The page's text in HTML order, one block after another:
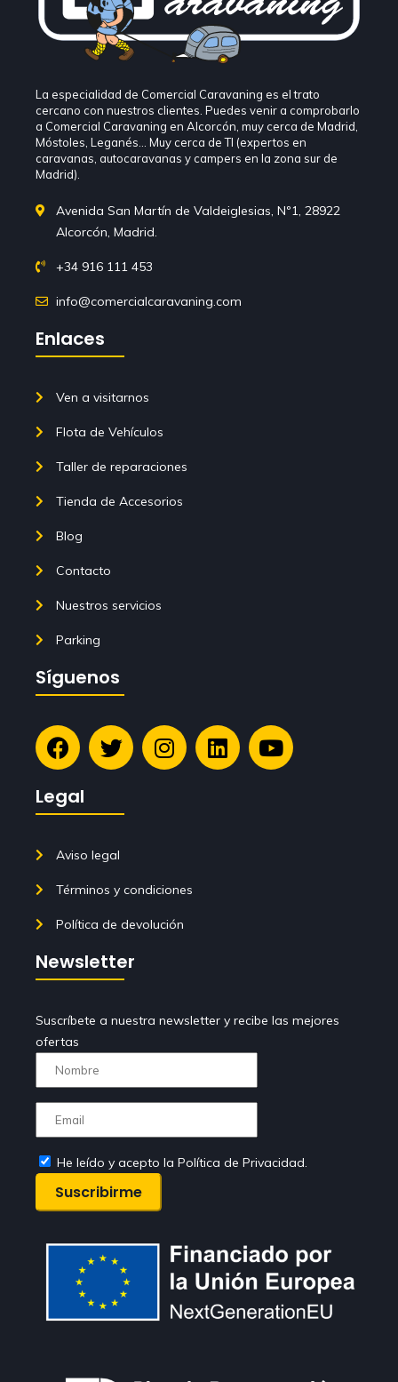
La especialidad de Comercial Caravaning es el trato
cercano con nuestros clientes. Puedes venir a comprobarlo
a Comercial Caravaning en Alcorcón, muy cerca de Madrid,
Móstoles, Leganés… Muy cerca de TI (expertos en
caravanas, autocaravanas y campers en la zona sur de
Madrid).
Avenida San Martín de Valdeiglesias, Nº1, 28922
Alcorcón, Madrid.
+34 916 111 453
info@comercialcaravaning.com
Enlaces
Ven a visitarnos
Flota de Vehículos
Taller de reparaciones
Tienda de Accesorios
Blog
Contacto
Nuestros servicios
Parking
Síguenos
Legal
Aviso legal
Términos y condiciones
Política de devolución
Newsletter
Suscríbete a nuestra newsletter y recibe las mejores
ofertas
He leído y acepto la Política de Privacidad.